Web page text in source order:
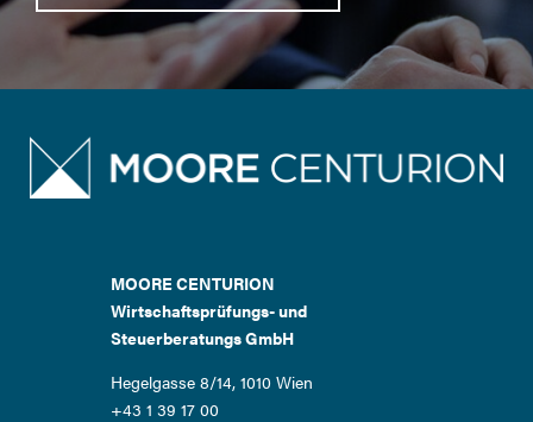
MOORE CENTURION
Wirtschaftsprüfungs- und
Steuerberatungs GmbH
Hegelgasse 8/14, 1010 Wien
+43 1 39 17 00